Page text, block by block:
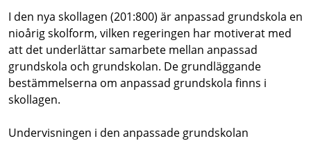
I den nya skollagen (201:800) är anpassad grundskola en
nioårig skolform, vilken regeringen har motiverat med
att det underlättar samarbete mellan anpassad
grundskola och grundskolan. De grundläggande
bestämmelserna om anpassad grundskola finns i
skollagen.
Undervisningen i den anpassade grundskolan